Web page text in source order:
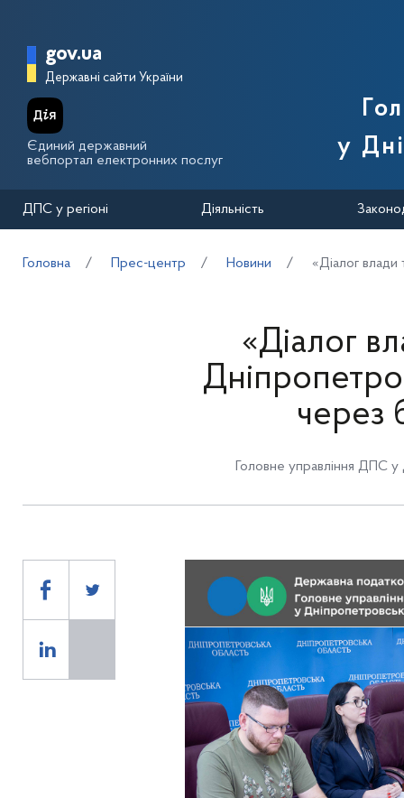
Головна сторінка Державної
gov.ua
Державні сайти України
Єдиний державний
вебпортал електронних послуг
у
ДПС у регіоні Діяльність
Головна Прес-центр Новини «Діалог
«Діалог
через
Головне управління ДПС у